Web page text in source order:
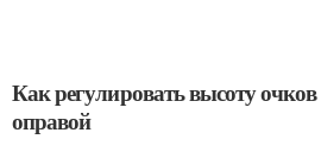
Как регулировать высоту
оправой